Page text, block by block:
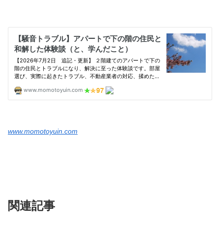
www.momotoyuin.com
関連記事